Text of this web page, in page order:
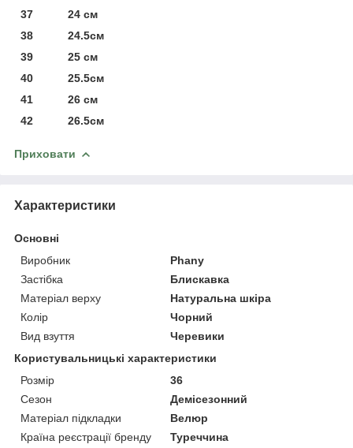
37 24 см
38 24.5см
39 25 см
40 25.5см
41 26 см
42 26.5см
Приховати
Характеристики
Основні
Виробник
Phany
Застібка
Блискавка
Матеріал верху
Натуральна шкіра
Колір
Чорний
Вид взуття
Черевики
Користувальницькі характеристики
Розмір
36
Сезон
Демісезонний
Матеріал підкладки
Велюр
Країна реєстрації бренду
Туреччина